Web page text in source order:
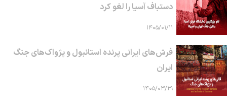
دستباف آسیا را لغو کرد
۱۴۰۵/۰۱/۱۱
فرش‌های ایرانی پرنده استانبول و پژواک‌های جنگ
ایران
۱۴۰۵/۰۳/۲۹